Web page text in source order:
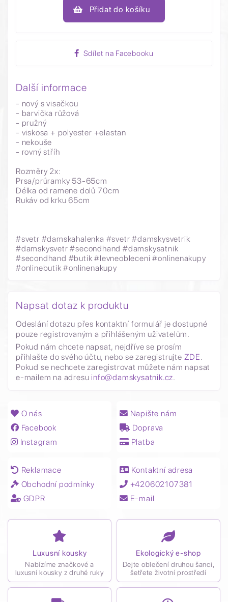
Přidat do košíku
Sdílet na Facebooku
Další informace
- nový s visačkou
- barvička růžová
- pružný
- viskosa + polyester +elastan
- nekouše
- rovný stříh
Rozměry 2x:
Prsa/průramky 53-65cm
Délka od ramene dolů 70cm
Rukáv od krku 65cm
#svetr #damskahalenka #svetr #damskysvetrik
#damskysvetr #secondhand #damskysatnik
#secondhand #butik #levneobleceni #onlinenakupy
#onlinebutik #onlinenakupy
Napsat dotaz k produktu
Odeslání dotazu přes kontaktní formulář je dostupné
pouze registrovaným a přihlášeným uživatelům.
Pokud nám chcete napsat, nejdříve se prosím
přihlašte do svého účtu, nebo se zaregistrujte ZDE.
Pokud se nechcete zaregistrovat můžete nám napsat
e-mailem na adresu info@damskysatnik.cz.
O nás
Facebook
Instagram
Napište nám
Doprava
Platba
Reklamace
Obchodní podmínky
GDPR
Kontaktní adresa
+420602107381
E-mail
Luxusní kousky
Nabízíme značkové a
luxusní kousky z druhé ruky
Ekologický e-shop
Dejte oblečení druhou šanci,
šetřete životní prostředí